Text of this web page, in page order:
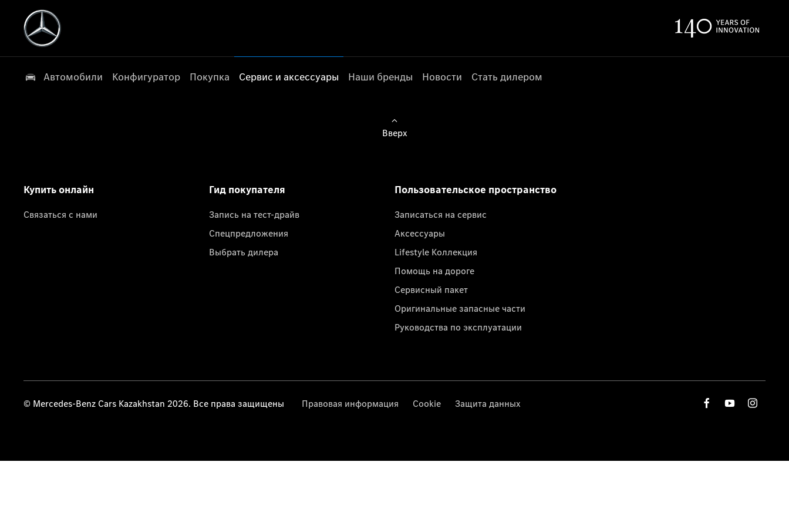
Автомобили Конфигуратор Покупка Сервис и аксессуары Наши бренды Новости Стать дилером
Вверх
Купить онлайн
Связаться с нами
Гид покупателя
Запись на тест-драйв
Спецпредложения
Выбрать дилера
Пользовательское пространство
Записаться на сервис
Аксессуары
Lifestyle Коллекция
Помощь на дороге
Сервисный пакет
Оригинальные запасные части
Руководства по эксплуатации
© Mercedes-Benz Cars Kazakhstan 2026. Все права защищены Правовая информация Cookie Защита данных